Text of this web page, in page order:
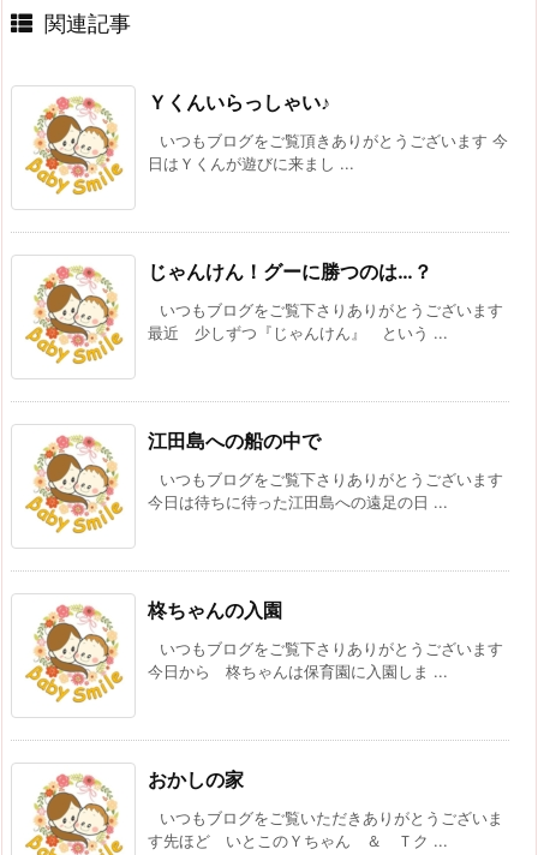
関連記事
Ｙくんいらっしゃい♪
いつもブログをご覧頂きありがとうございます 今
日はＹくんが遊びに来まし ...
じゃんけん！グーに勝つのは…？
いつもブログをご覧下さりありがとうございます
最近 少しずつ『じゃんけん』 という ...
江田島への船の中で
いつもブログをご覧下さりありがとうございます
今日は待ちに待った江田島への遠足の日 ...
柊ちゃんの入園
いつもブログをご覧下さりありがとうございます
今日から 柊ちゃんは保育園に入園しま ...
おかしの家
いつもブログをご覧いただきありがとうございま
す先ほど いとこのＹちゃん ＆ Ｔク ...